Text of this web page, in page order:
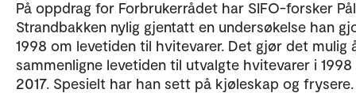
På oppdrag for Forbrukerrådet har SIFO-forsker Pål
Strandbakken nylig gjentatt en undersøkelse han
1998 om levetiden til hvitevarer. Det gjør det mulig
sammenligne levetiden til utvalgte hvitevarer i 1998
2017. Spesielt har han sett på kjøleskap og frysere.